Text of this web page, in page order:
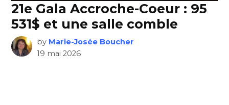
21e Gala Accroche-Coeur : 95
531$ et une salle comble
by Marie-Josée Boucher
19 mai 2026